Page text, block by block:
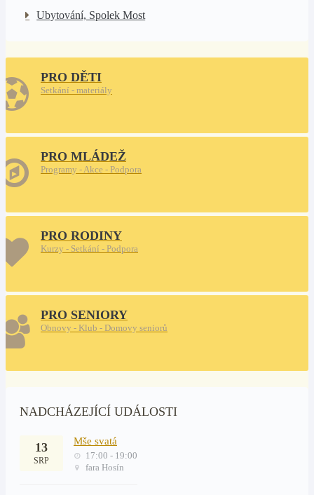
Ubytování, Spolek Most
PRO DĚTI
Setkání - materiály
PRO MLÁDEŽ
Programy - Akce - Podpora
PRO RODINY
Kurzy - Setkání - Podpora
PRO SENIORY
Obnovy - Klub - Domovy seniorů
NADCHÁZEJÍCÍ UDÁLOSTI
13
SRP
Mše svatá
17:00 - 19:00
fara Hosín